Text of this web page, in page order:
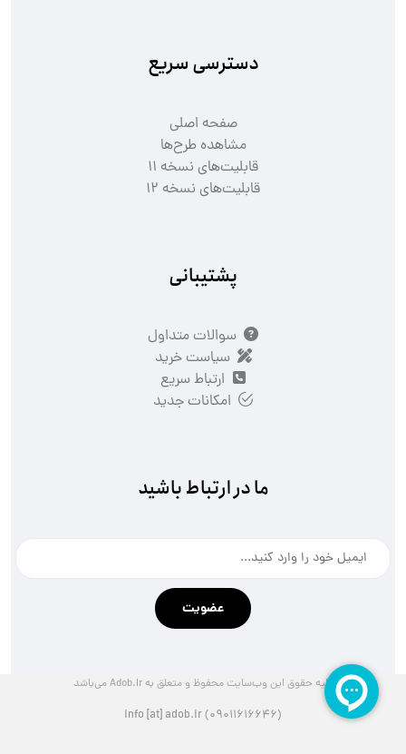
دسترسی سریع
صفحه اصلی
مشاهده طرح‌ها
قابلیت‌های نسخه ۱۱
قابلیت‌های نسخه ۱۲
پشتیبانی
سوالات متداول
سیاست خرید
ارتباط سریع
امکانات جدید
ما در ارتباط باشید
عضویت
کلیه حقوق این وب‌سایت محفوظ و متعلق به Adob.Ir می‌باشد
info [at] adob.ir (۰۹۰۱۱۶۱۶۶۴۶)